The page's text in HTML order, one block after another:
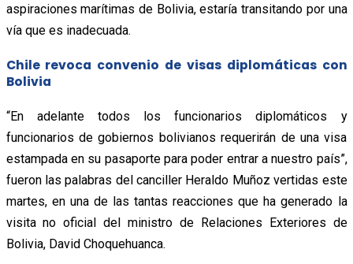
aspiraciones marítimas de Bolivia, estaría transitando por una
vía que es inadecuada.
Chile revoca convenio de visas diplomáticas con
Bolivia
“En adelante todos los funcionarios diplomáticos y
funcionarios de gobiernos bolivianos requerirán de una visa
estampada en su pasaporte para poder entrar a nuestro país”,
fueron las palabras del canciller Heraldo Muñoz vertidas este
martes, en una de las tantas reacciones que ha generado la
visita no oficial del ministro de Relaciones Exteriores de
Bolivia, David Choquehuanca.